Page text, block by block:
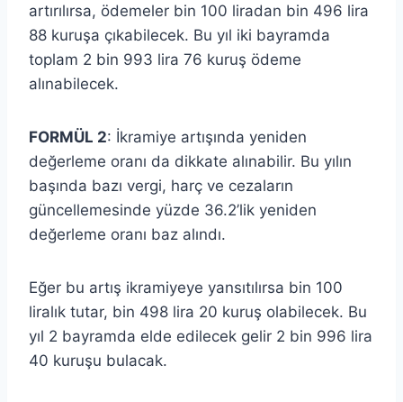
artırılırsa, ödemeler bin 100 liradan bin 496 lira
88 kuruşa çıkabilecek. Bu yıl iki bayramda
toplam 2 bin 993 lira 76 kuruş ödeme
alınabilecek.
FORMÜL 2: İkramiye artışında yeniden
değerleme oranı da dikkate alınabilir. Bu yılın
başında bazı vergi, harç ve cezaların
güncellemesinde yüzde 36.2’lik yeniden
değerleme oranı baz alındı.
Eğer bu artış ikramiyeye yansıtılırsa bin 100
liralık tutar, bin 498 lira 20 kuruş olabilecek. Bu
yıl 2 bayramda elde edilecek gelir 2 bin 996 lira
40 kuruşu bulacak.